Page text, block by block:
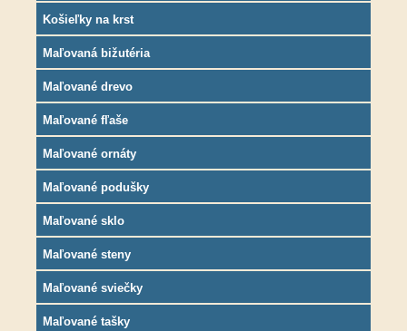
Košieľky na krst
Maľovaná bižutéria
Maľované drevo
Maľované fľaše
Maľované ornáty
Maľované podušky
Maľované sklo
Maľované steny
Maľované sviečky
Maľované tašky